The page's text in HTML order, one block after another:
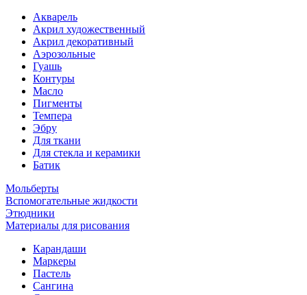
Акварель
Акрил художественный
Акрил декоративный
Аэрозольные
Гуашь
Контуры
Масло
Пигменты
Темпера
Эбру
Для ткани
Для стекла и керамики
Батик
Мольберты
Вспомогательные жидкости
Этюдники
Материалы для рисования
Карандаши
Маркеры
Пастель
Сангина